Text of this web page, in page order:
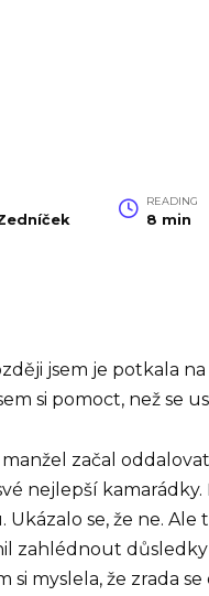
READING
8 min
jsem je potkala
si pomoct, než se
začal
nejlepší kamarádky.
Ukázalo se, že ne. Ale
zahlédnout důsledky
si myslela, že zrada